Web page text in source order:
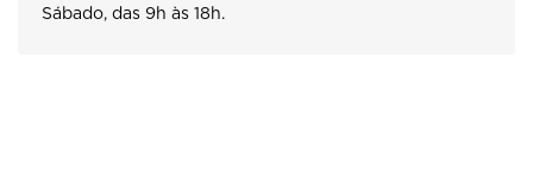
Sábado, das 9h às 18h.